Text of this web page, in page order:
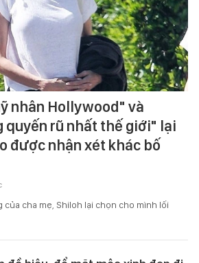
nhân Hollywood" và
quyến rũ nhất thế giới" lại
được nhận xét khác bố
của cha mẹ, Shiloh lại chọn cho mình lối